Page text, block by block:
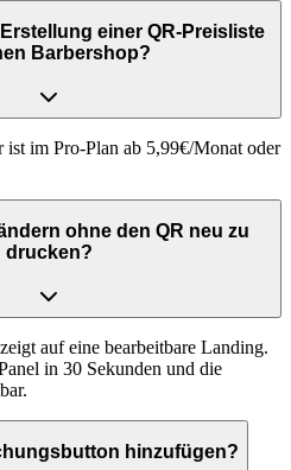
einer QR-Preisliste
Barbershop?
ist im Pro-Plan ab 5,99€/Monat oder
ohne den QR neu zu
drucken?
auf eine bearbeitbare Landing.
in 30 Sekunden und die
hinzufügen?